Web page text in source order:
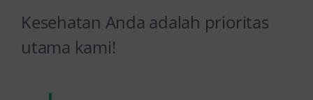
Kesehatan Anda adalah prioritas
utama kami!